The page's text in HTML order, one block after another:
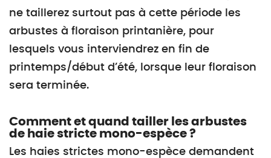
ne taillerez surtout pas à cette période les
arbustes à floraison printanière, pour
lesquels vous interviendrez en fin de
printemps/début d’été, lorsque leur floraison
sera terminée.
Comment et quand tailler les arbustes
de haie stricte mono-espèce ?
Les haies strictes mono-espèce demandent